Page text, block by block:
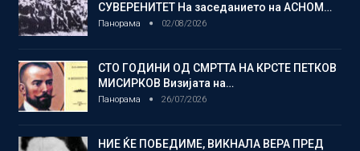
СУВЕРЕНИТЕТ На заседанието на АСНОМ…
Панорама 02/08/2026
СТО ГОДИНИ ОД СМРТТА НА КРСТЕ ПЕТКОВ
МИСИРКОВ Визијата на…
Панорама 26/07/2026
НИЕ ЌЕ ПОБЕДИМЕ, ВИКНАЛА ВЕРА ПРЕД